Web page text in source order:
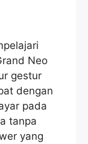
Neo
gestur
dengan
pada
tanpa
yang